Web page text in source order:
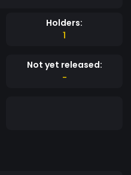
Holders:
1
Not yet released:
-